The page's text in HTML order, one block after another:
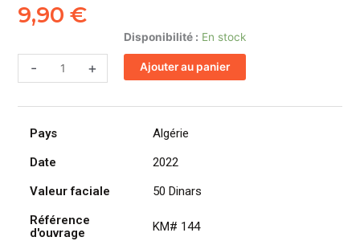
9,90€
Disponibilité : En stock
-
de
ALGÉRIE,
de
Dinars
2021,
Ben
Bouali
+ Ajouter au panier
Pays
Algérie
Date
2022
Valeur faciale
50 Dinars
Référence
d'ouvrage
KM# 144